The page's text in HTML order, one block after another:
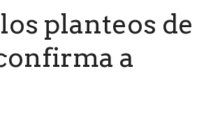
planteos de
a